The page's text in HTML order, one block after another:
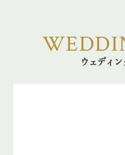
ウェディ